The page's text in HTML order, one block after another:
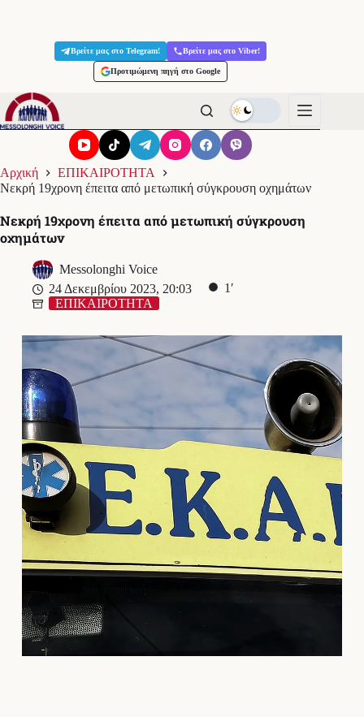
Βρείτε μας στο Telegram! Βρείτε μας στο Viber!
Προτιμώμενη πηγή στο Google
Αρχική
ΕΠΙΚΑΙΡΟΤΗΤΑ
Νεκρή 19χρονη έπειτα από μετωπική σύγκρουση οχημάτων
Νεκρή 19χρονη έπειτα από μετωπική σύγκρουση
οχημάτων
Messolonghi Voice
24 Δεκεμβρίου 2023, 20:03
1′
ΕΠΙΚΑΙΡΟΤΗΤΑ